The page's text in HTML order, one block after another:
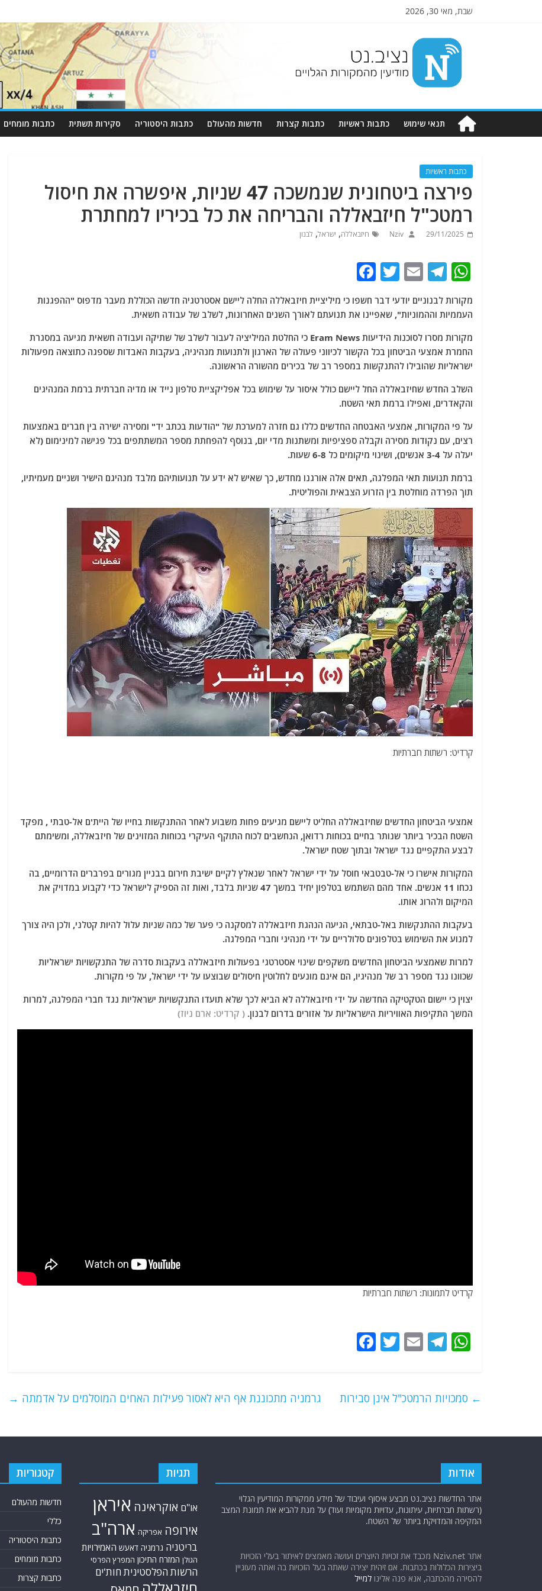
שבת, מאי 30, 2026
Nziv.net
מודיעין
מהמקורות
תנאי שימוש כתבות ראשיות כתבות קצרות חדשות מהעולם כתבות היסטוריה סקירות תשתית כתבות מומחים
כתבות ראשיות
פירצה ביטחונית שנמשכה 47 שניות, איפשרה את חיסול
רמטכ"ל חיזבאללה והבריחה את כל בכיריו למחתרת
29/11/2025
Nziv חיזבאללה, ישראל, לבנון
W
h
at
s
A
p
p
T
e
g
ra
m
E
ai
l
T
itt
er
c
b
o
o
k
מקורות לבנוניים יודעי דבר חשפו כי מיליציית חיזבאללה החלה ליישם אסטרטגיה חדשה הכוללת מעבר מדפוס "ההפגנות
העממיות וההמוניות", שאפיינו את תנועתם לאורך השנים האחרונות, לשלב של עבודה חשאית.
מקורות מסרו לסוכנות הידיעות Eram News כי החלטת המיליציה לעבור לשלב של שתיקה ועבודה חשאית מגיעה במסגרת
החמרת אמצעי הביטחון בכל הקשור לכיווני פעולה של הארגון ולתנועות מנהיגיה, בעקבות האבדות שספגה כתוצאה מפעולות
ישראליות שהובילו להתנקשות במספר רב של בכירים מהשורה הראשונה.
השלב החדש שחיזבאללה החל ליישם כולל איסור על שימוש בכל אפליקציית טלפון נייד או מדיה חברתית ברמת המנהיגים
והקאדרים, ואפילו ברמת תאי השטח.
על פי המקורות, אמצעי האבטחה החדשים כללו גם חזרה למערכת של "הודעות בכתב יד" ומסירה ישירה בין חברים באמצעות
רצים, עם נקודות מסירה וקבלה ספציפיות ומשתנות מדי יום, בנוסף להפחתת מספר המשתתפים בכל פגישה למינימום (לא
יעלה על 3-4 אנשים), ושינוי מיקומים כל 6-8 שעות.
ברמת תנועות תאי המפלגה, תאים אלה אורגנו מחדש, כך שאיש לא ידע על תנועותיהם מלבד מנהיגם הישיר ושניים מעמיתיו,
תוך הפרדה מוחלטת בין הזרוע הצבאית והפוליטית.
קרדיט: רשתות חברתיות
אמצעי הביטחון החדשים שחיזבאללה החליט ליישם מגיעים פחות משבוע לאחר ההתנקשות בחייו של היית'ם אל-טבתי , מפקד
השטח הבכיר ביותר שנותר בחיים בכוחות רדואן, הנחשבים לכוח התוקף העיקרי בכוחות המזוינים של חיזבאללה, ומשימתם
לבצע התקפיים נגד ישראל ובתוך שטח ישראל.
המקורות אישרו כי אל-טבטבאי חוסל על ידי ישראל לאחר שנאלץ לקיים ישיבת חירום בבניין מגורים בפרברים הדרומיים, בה
נכחו 11 אנשים. אחד מהם השתמש בטלפון יחיד במשך 47 שניות בלבד, ואות זה הספיק לישראל כדי לקבוע במדויק את
המיקום ולהרוג אותו.
בעקבות ההתנקשות באל-טבתאי, הגיעה הנהגת חיזבאללה למסקנה כי פער של כמה שניות עלול להיות קטלני, ולכן היה צורך
למנוע את השימוש בטלפונים סלולריים על ידי מנהיגי וחברי המפלגה.
למרות שאמצעי הביטחון החדשים משקפים שינוי אסטרטגי בפעולות חיזבאללה בעקבות סדרה של התנקשויות ישראליות
שכוונו נגד מספר רב של מנהיגיו, הם אינם מונעים לחלוטין חיסולים שבוצעו על ידי ישראל, על פי מקורות.
יצוין כי יישום הטקטיקה החדשה על ידי חיזבאללה לא הביא לכך שלא תועדו התנקשויות ישראליות נגד חברי המפלגה, למרות
המשך התקיפות האוויריות הישראליות על אזורים בדרום לבנון. ( קרדיט: ארם ניוז)
קרדיט לתמונות: רשתות חברתיות
W
s
p
T
g
m
E
l
T
er
e
o
← סמכויות הרמטכ"ל אינן סבירות גרמניה מתכוננת אף היא לאסור פעילות האחים המוסלמים על אדמתה →
אודות
אתר החדשות נציב.נט מבצע איסוף ועיבוד של מידע ממקורות המודיעין הגלוי
(רשתות חברתיות, עיתונות, עדויות מקומיות ועוד) על מנת להביא את תמונת המצב
המקיפה והמדויקת ביותר של השטח.
אתר Nziv.net מכבד את זכויות היוצרים ועושה מאמצים לאיתור בעלי הזכויות
ביצירות הכלולות בכתבות. אם זיהית יצירה שאתה בעל הזכויות בה ואתה מעוניין
להסירה מהכתבה, אנא פנה אלינו למייל
תגיות
או"ם אוקראינה איראן
אירופה אפריקה ארה"ב
בריטניה גרמניה דאעש האמירויות
הגולן המזרח התיכון המפרץ הפרסי
הרשות הפלסטינית חות'ים
קטגוריות
חדשות מהעולם
כללי
כתבות היסטוריה
כתבות מומחים
כתבות קצרות